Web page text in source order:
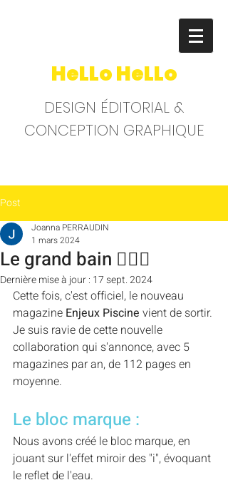
HeLLo HeLLo
DESIGN ÉDITORIAL &
CONCEPTION GRAPHIQUE
Post
Le grand bain 🏊🏻‍♂️
Joanna PERRAUDIN
1 mars 2024
Dernière mise à jour : 17 sept. 2024
Cette fois, c'est officiel, le nouveau
magazine Enjeux Piscine vient de sortir.
Je suis ravie de cette nouvelle
collaboration qui s'annonce, avec 5
magazines par an, de 112 pages en
moyenne.
Le bloc marque :
Nous avons créé le bloc marque, en
jouant sur l'effet miroir des "i", évoquant
le reflet de l'eau.